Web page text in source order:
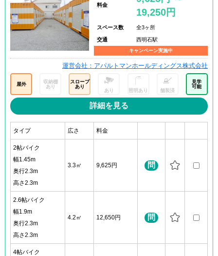
料金
19,250円
スペース数 全3ヶ所
交通 西明石駅
キャンペーン実施中
運営会社：アパルトマンホールディングス株式会社
屋外
収納棚
あり
スロープ
あり
あり 照明あり 舗装済
見学
可能
詳細を見る
タイプ 広さ 料金
2帖バイク
幅1.45m
奥行2.3m
高さ2.3m
3.3㎡ 9,625円 問
2.6帖バイク
幅1.9m
奥行2.3m
高さ2.3m
4.2㎡ 12,650円 問
4帖バイク